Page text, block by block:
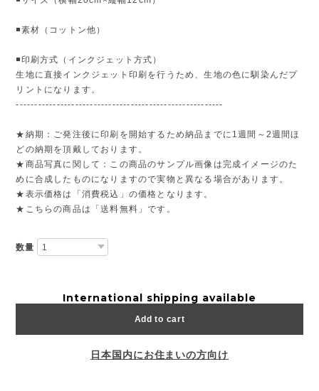
◾️素材（コットン他）
◾️印刷方式（インクジェット方式）
生地に直接インクジェット印刷を行うため、生地の色に馴染んだプ
リントになります。
--------------------------------------------------------
★納期：ご発注後に印刷を開始するため納品までに1週間～2週間ほ
どの納期を頂戴しております。
★商品写真に関して：この商品のサンプル画像は完成イメージのた
めに合成したものになりますので実物と異なる場合があります。
★表示価格は「消費税込」の価格となります。
★こちらの商品は「送料無料」です。
数量
International shipping available
Add to cart
日本国内にお住まいの方向け